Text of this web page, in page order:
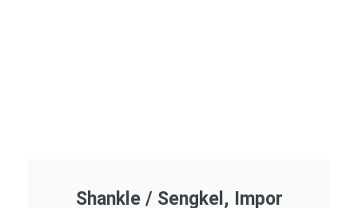
Shankle / Sengkel, Impor